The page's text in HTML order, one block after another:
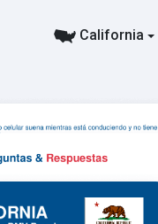
California